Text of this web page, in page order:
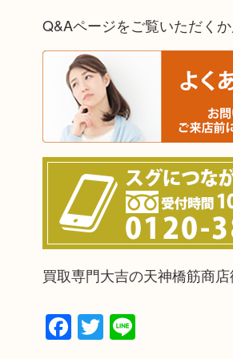
Q&Aページをご覧いただく
買取専門大吉の天神橋筋商
Facebook
Twitter
Line